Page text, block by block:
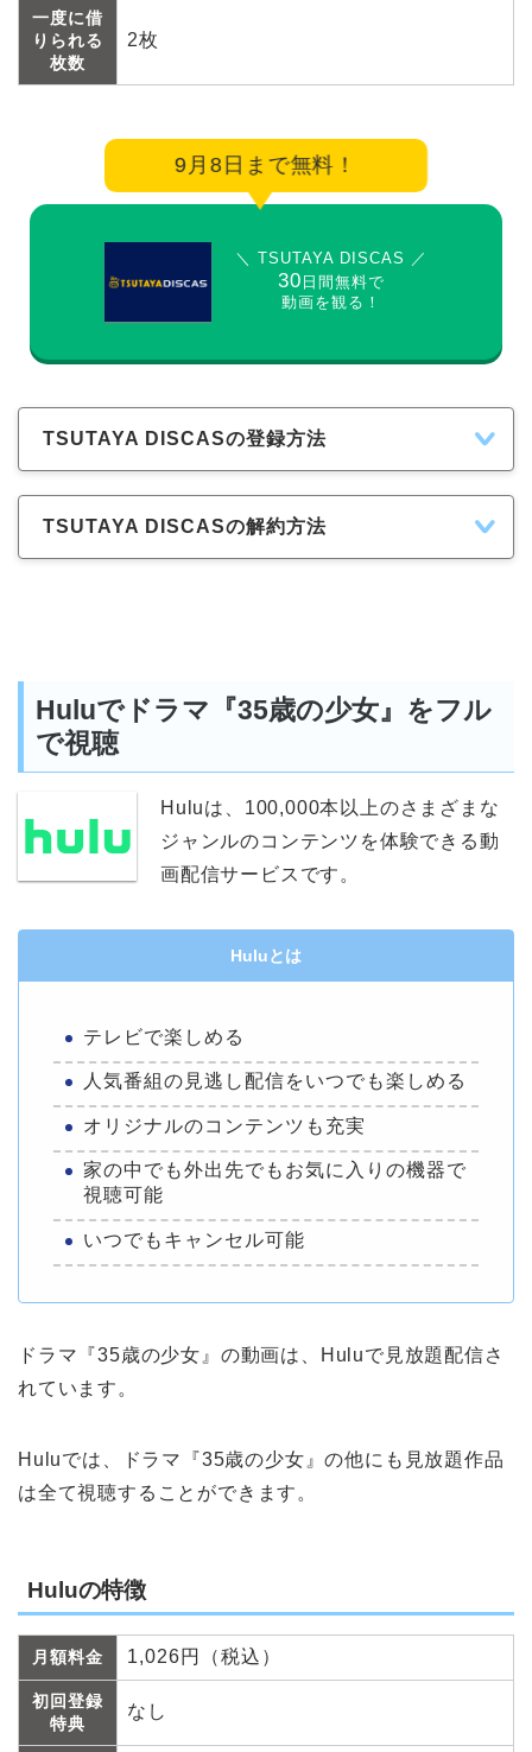
一度に借
りられる
枚数
2枚
9月8日まで無料！
＼ TSUTAYA DISCAS ／
30 日間無料で
動画を観る！
TSUTAYA DISCASの登録方法
TSUTAYA DISCASの解約方法
Huluでドラマ『35歳の少女』をフル
で視聴
Huluは、100,000本以上のさまざまな
ジャンルのコンテンツを体験できる動
画配信サービスです。
Huluとは
テレビで楽しめる
人気番組の見逃し配信をいつでも楽しめる
オリジナルのコンテンツも充実
家の中でも外出先でもお気に入りの機器で
視聴可能
いつでもキャンセル可能
ドラマ『35歳の少女』の動画は、Huluで見放題配信さ
れています。
Huluでは、ドラマ『35歳の少女』の他にも見放題作品
は全て視聴することができます。
Huluの特徴
月額料金 1,026円（税込）
初回登録
特典
なし